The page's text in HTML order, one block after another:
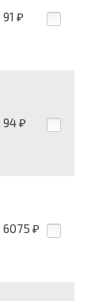
91 ₽
94 ₽
6075 ₽